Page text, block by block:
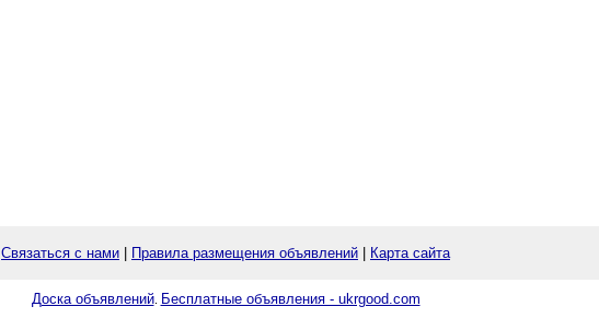
Связаться с нами Правила размещения объявлений Карта сайта
Доска объявлений. Бесплатные объявления - ukrgood.com